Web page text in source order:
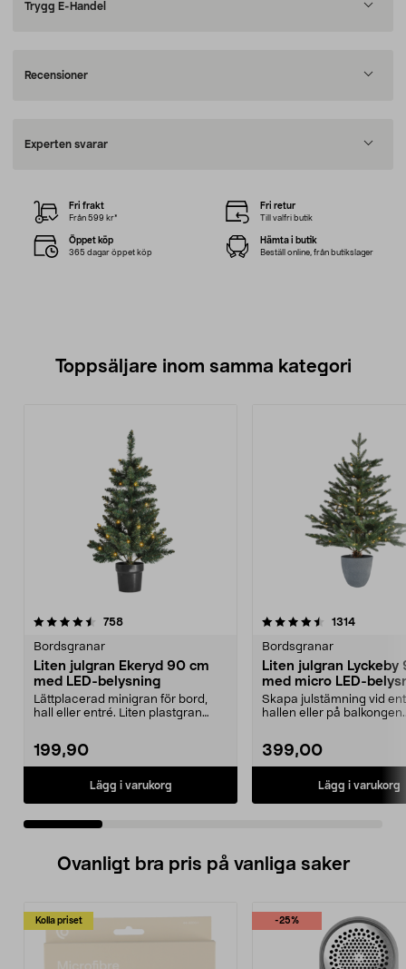
Trygg E-Handel
Recensioner
Experten svarar
Fri frakt
Från 599 kr*
Fri retur
Till valfri butik
Öppet köp
365 dagar öppet köp
Hämta i butik
Beställ online, från butikslager
Toppsäljare inom samma kategori
758recensioner
Bordsgranar
Liten julgran Ekeryd 90 cm
med LED-belysning
Lättplacerad minigran för bord,
hall eller entré. Liten plastgran
199,90
Lägg i varukorg
4.5 av 5 stjärnor 1314
Bordsgranar
Liten julgran Lyckeby
med micro LED-
Skapa julstämning vid
hallen eller på balkongen.
399,00
Lägg i varukorg
4.5 av 5 stjärnor
Ovanligt bra pris på vanliga saker
Kolla priset -25%